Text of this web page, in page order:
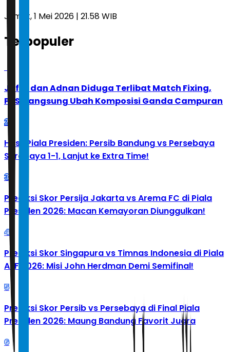
Jumat, 1 Mei 2026 | 21.58 WIB
Terpopuler
Jafar dan Adnan Diduga Terlibat Match Fixing,
PBSI Langsung Ubah Komposisi Ganda Campuran
2
Hasil Piala Presiden: Persib Bandung vs Persebaya
Surabaya 1-1, Lanjut ke Extra Time!
3
Prediksi Skor Persija Jakarta vs Arema FC di Piala
Presiden 2026: Macan Kemayoran Diunggulkan!
4
Prediksi Skor Singapura vs Timnas Indonesia di Piala
AFF 2026: Misi John Herdman Demi Semifinal!
5
Prediksi Skor Persib vs Persebaya di Final Piala
Presiden 2026: Maung Bandung Favorit Juara
6